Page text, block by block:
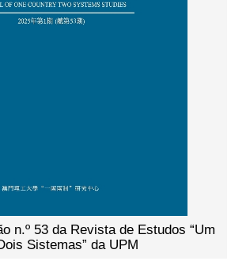
n.º 53 da Revista de Estudos “Um
Sistemas” da UPM